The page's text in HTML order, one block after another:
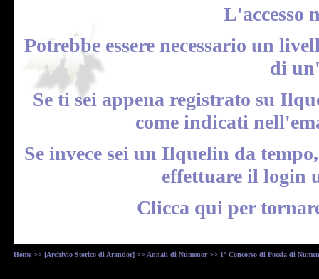
L'accesso
Potrebbe essere necessario un
di
Se ti sei appena registrato su
come indicati
Se invece sei un Ilquelin da
effettuare il login
Clicca qui per
Home >> [Archivio Storico di Arandor] >> Annali di Numenor>> 1° Concorso di Poesia di